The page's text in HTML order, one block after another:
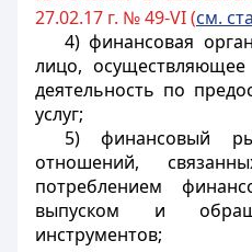
27.02.17 г. № 49-VI (см.
4) финансовая
лицо, осуществляющее
деятельность по
услуг;
5) финансовый
отношений,
потреблением
выпуском и
инструментов;